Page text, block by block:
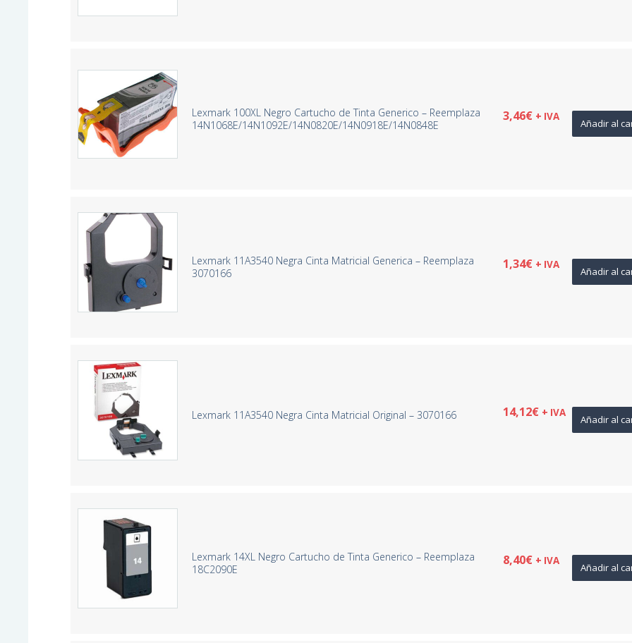
Lexmark 100XL Negro Cartucho de Tinta Generico – Reemplaza
14N1068E/14N1092E/14N0820E/14N0918E/14N0848E
3,46€ + IVA
Añadir al
Lexmark 11A3540 Negra Cinta Matricial Generica – Reemplaza
3070166
1,34€ + IVA
Añadir al
Lexmark 11A3540 Negra Cinta Matricial Original – 3070166 14,12€ + IVA
Añadir al
Lexmark 14XL Negro Cartucho de Tinta Generico – Reemplaza
18C2090E
8,40€ + IVA
Añadir al